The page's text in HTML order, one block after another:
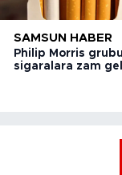
SAMSUN HABER
Philip Morris grubu
sigaralara zam